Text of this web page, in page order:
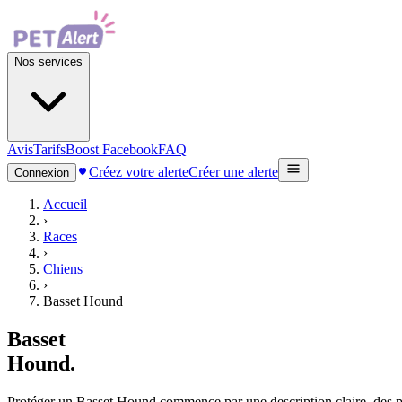
Nos services
AvisTarifsBoost FacebookFAQ
Connexion Créez votre alerteCréer une alerte
Accueil
›
Races
›
Chiens
›
Basset Hound
Basset
Hound.